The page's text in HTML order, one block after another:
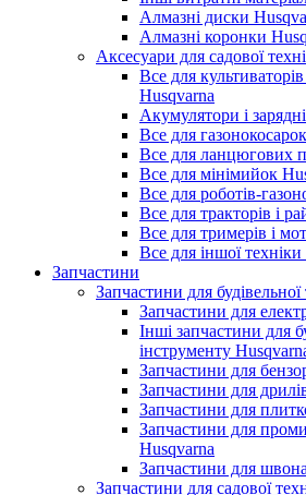
Алмазні диски
Алмазні коронки
Аксесуари для садової
Все для
Husqvarna
Акумулятори і
Все для
Все для ланцюгових
Все для мінімийок
Все для роботів-
Все для тракторів і
Все для тримерів і
Все для іншої
Запчастини
Запчастини для
Запчастини для
Інші запчастини для
інструменту
Запчастини для
Запчастини для
Запчастини для
Запчастини для
Husqvarna
Запчастини для
Запчастини для садової